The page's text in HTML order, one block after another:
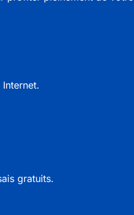
gratuits.